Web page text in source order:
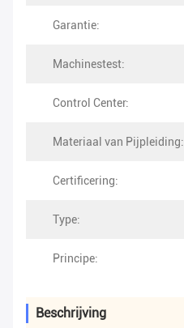
Garantie:
Machinestest:
Control Center:
Materiaal van Pijpleiding:
Certificering:
Type:
Principe:
Beschrijving